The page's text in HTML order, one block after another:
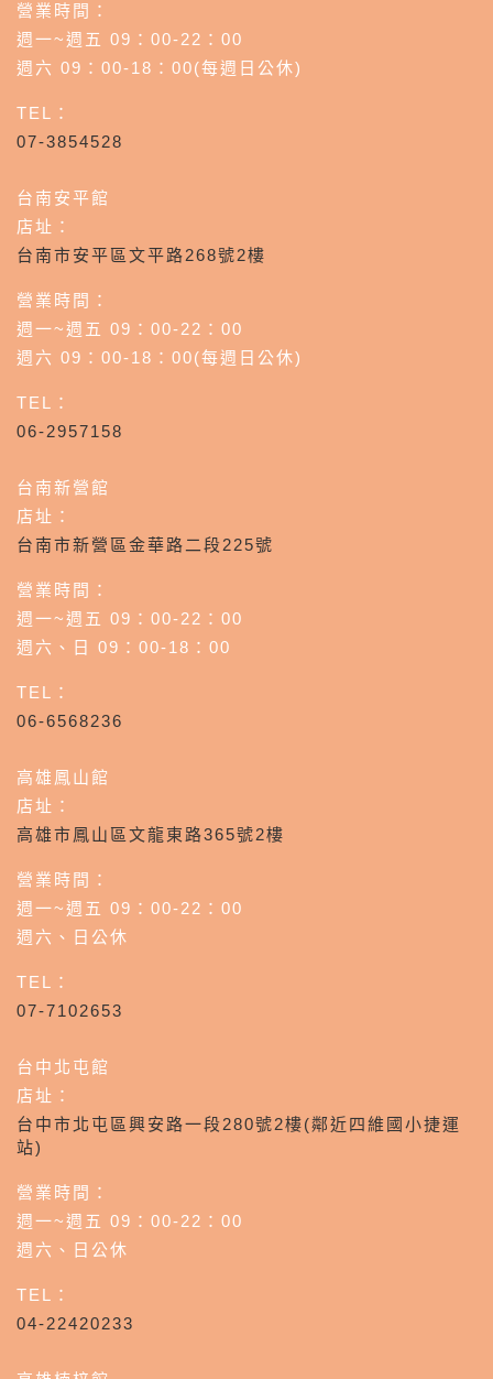
營業時間：
週一~週五 09：00-22：00
週六 09：00-18：00(每週日公休)
TEL：
07-3854528
台南安平館
店址：
台南市安平區文平路268號2樓
營業時間：
週一~週五 09：00-22：00
週六 09：00-18：00(每週日公休)
TEL：
06-2957158
台南新營館
店址：
台南市新營區金華路二段225號
營業時間：
週一~週五 09：00-22：00
週六、日 09：00-18：00
TEL：
06-6568236
高雄鳳山館
店址：
高雄市鳳山區文龍東路365號2樓
營業時間：
週一~週五 09：00-22：00
週六、日公休
TEL：
07-7102653
台中北屯館
店址：
台中市北屯區興安路一段280號2樓(鄰近四維國小捷運
站)
營業時間：
週一~週五 09：00-22：00
週六、日公休
TEL：
04-22420233